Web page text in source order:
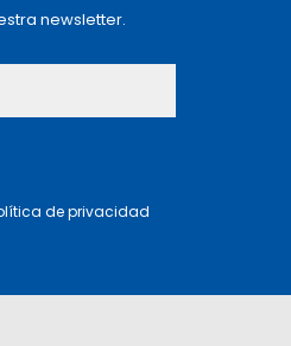
newsletter.
de privacidad